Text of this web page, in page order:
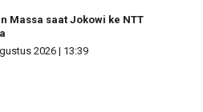
Massa saat Jokowi ke NTT
2026 | 13:39